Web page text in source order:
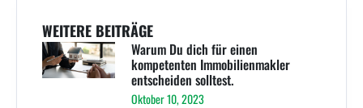
WEITERE BEITRÄGE
Warum Du dich für einen
kompetenten Immobilienmakler
entscheiden solltest.
Oktober 10, 2023